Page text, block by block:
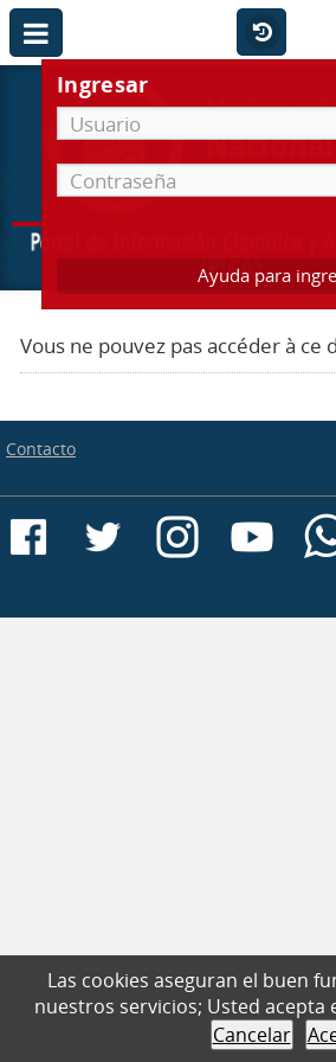
Ingresar
Ayuda para
Vous ne pouvez pas accéder à ce
Contacto
Las cookies aseguran el buen
nuestros servicios; Usted acepta
Cancelar